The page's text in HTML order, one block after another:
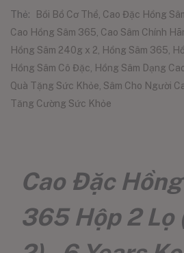
Thẻ:
Bồi Bổ Cơ Thể Cao Đặc Hồng
Cao Hồng Sâm 365 Cao Sâm Chính
Hồng Sâm 240g x 2
Hồng Sâm 365
Hồng Sâm Cô Đặc
Hồng Sâm Dạng
Quà Tặng Sức Khỏe Sâm Cho Người
Tăng Cường Sức Khỏe
Cao Đặc
365 Hộp 2 Lọ